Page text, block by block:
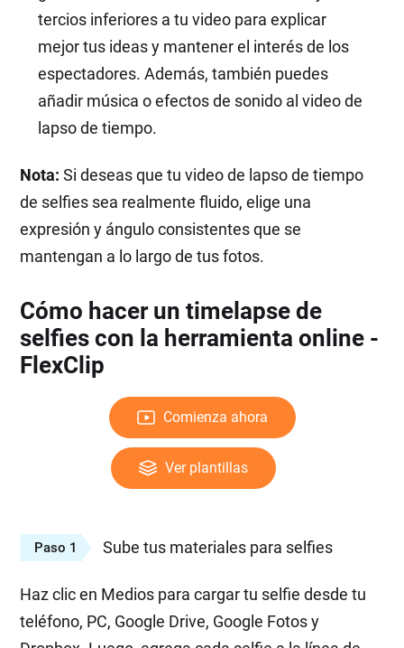
tercios inferiores a tu video para explicar
mejor tus ideas y mantener el interés de los
espectadores. Además, también puedes
añadir música o efectos de sonido al video de
lapso de tiempo.
Nota: Si deseas que tu video de lapso de tiempo
de selfies sea realmente fluido, elige una
expresión y ángulo consistentes que se
mantengan a lo largo de tus fotos.
Cómo hacer un timelapse de
selfies con la herramienta online -
FlexClip
Comienza ahora
Ver plantillas
Paso 1 Sube tus materiales para selfies
Haz clic en Medios para cargar tu selfie desde tu
teléfono, PC, Google Drive, Google Fotos y